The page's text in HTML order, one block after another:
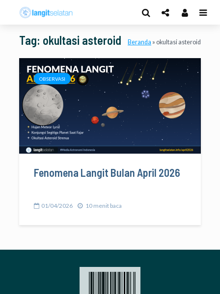
Tag: okultasi asteroid Beranda » okultasi asteroid
OBSERVASI
Fenomena Langit Bulan April 2026
01/04/2026 10 menit baca